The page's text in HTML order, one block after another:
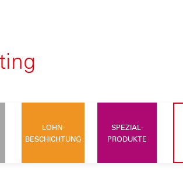
LOHN-
BESCHICHTUNG
SPEZIAL-
PRODUKTE